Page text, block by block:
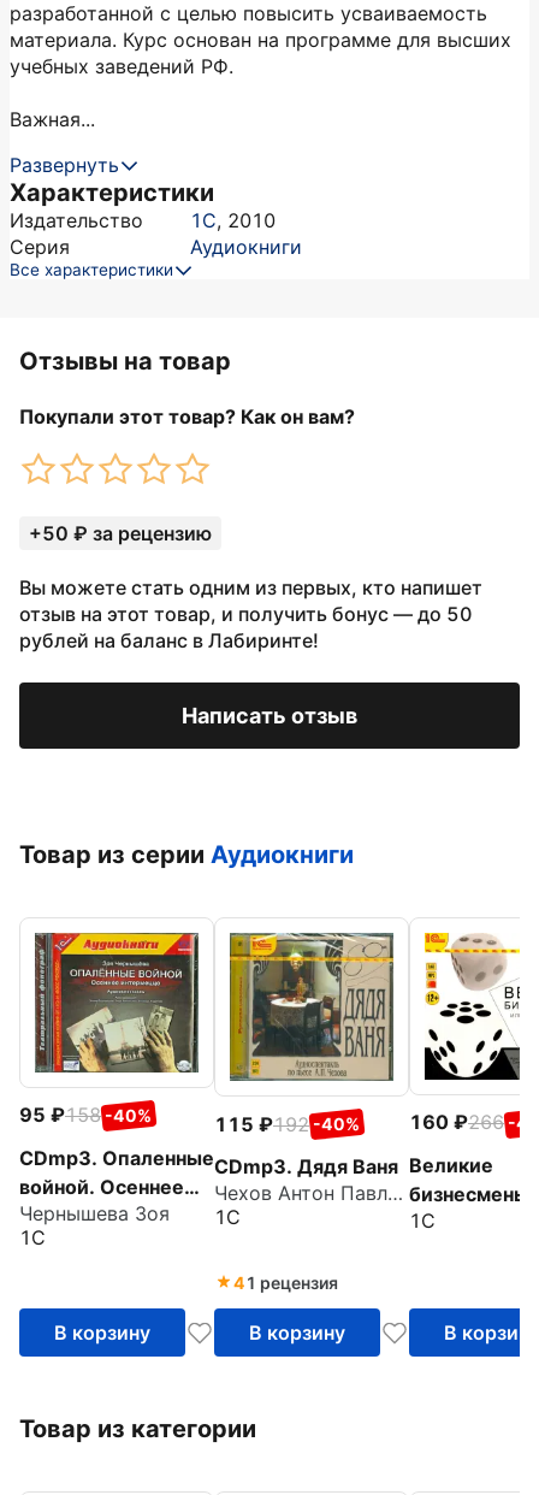
разработанной с целью повысить усваиваемость
материала. Курс основан на программе для высших
учебных заведений РФ.
Важная...
Развернуть
Характеристики
Издательство 1С, 2010
Серия
Аудиокниги
Все характеристики
Отзывы на товар
Покупали этот товар? Как он вам?
+50 ₽ за рецензию
Вы можете стать одним из первых, кто напишет
отзыв на этот товар, и получить бонус — до 50
рублей на баланс в Лабиринте!
Написать отзыв
Товар из серии Аудиокниги
95 158 -40%
CDmp3. Опаленные
войной. Осеннее
интермеццо
Чернышева Зоя
1С
В корзину
115 192 -40%
CDmp3. Дядя Ваня
Чехов Антон Павлович
1С
41 рецензия
В корзину
160 266 -
Великие
бизнесмены
(CDmp3)
1С
В корзину
Товар из категории